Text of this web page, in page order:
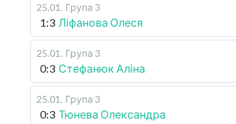
25.01 . Група 3
1:3 Ліфанова Олеся
25.01 . Група 3
0:3 Стефанюк Аліна
25.01 . Група 3
0:3 Тюнева Олександра